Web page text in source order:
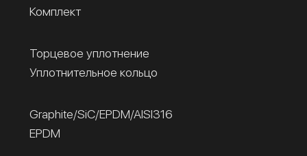
Комплект
Торцевое уплотнение
Уплотнительное кольцо
Graphite/SiC/EPDM/AISI316
EPDM